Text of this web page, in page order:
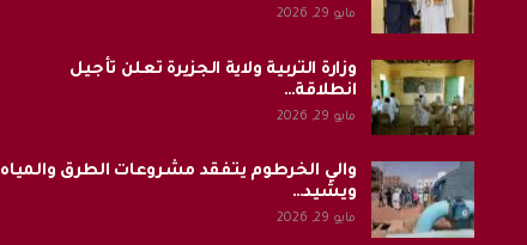
مايو 29, 2026
وزارة التربية ولاية الجزيرة تعلن تأجيل
انطلاقة…
مايو 29, 2026
والي الخرطوم يتفقد مشروعات الطرق والمياه
ويشيد…
مايو 29, 2026